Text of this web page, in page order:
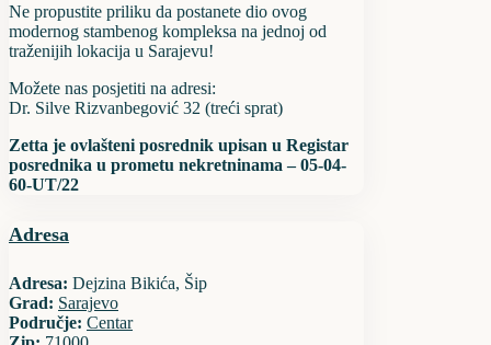
Ne propustite priliku da postanete dio ovog
modernog stambenog kompleksa na jednoj od
traženijih lokacija u Sarajevu!
Možete nas posjetiti na adresi:
Dr. Silve Rizvanbegović 32 (treći sprat)
Zetta je ovlašteni posrednik upisan u Registar
posrednika u prometu nekretninama – 05-04-
60-UT/22
Adresa
Adresa: Dejzina Bikića, Šip
Grad: Sarajevo
Područje: Centar